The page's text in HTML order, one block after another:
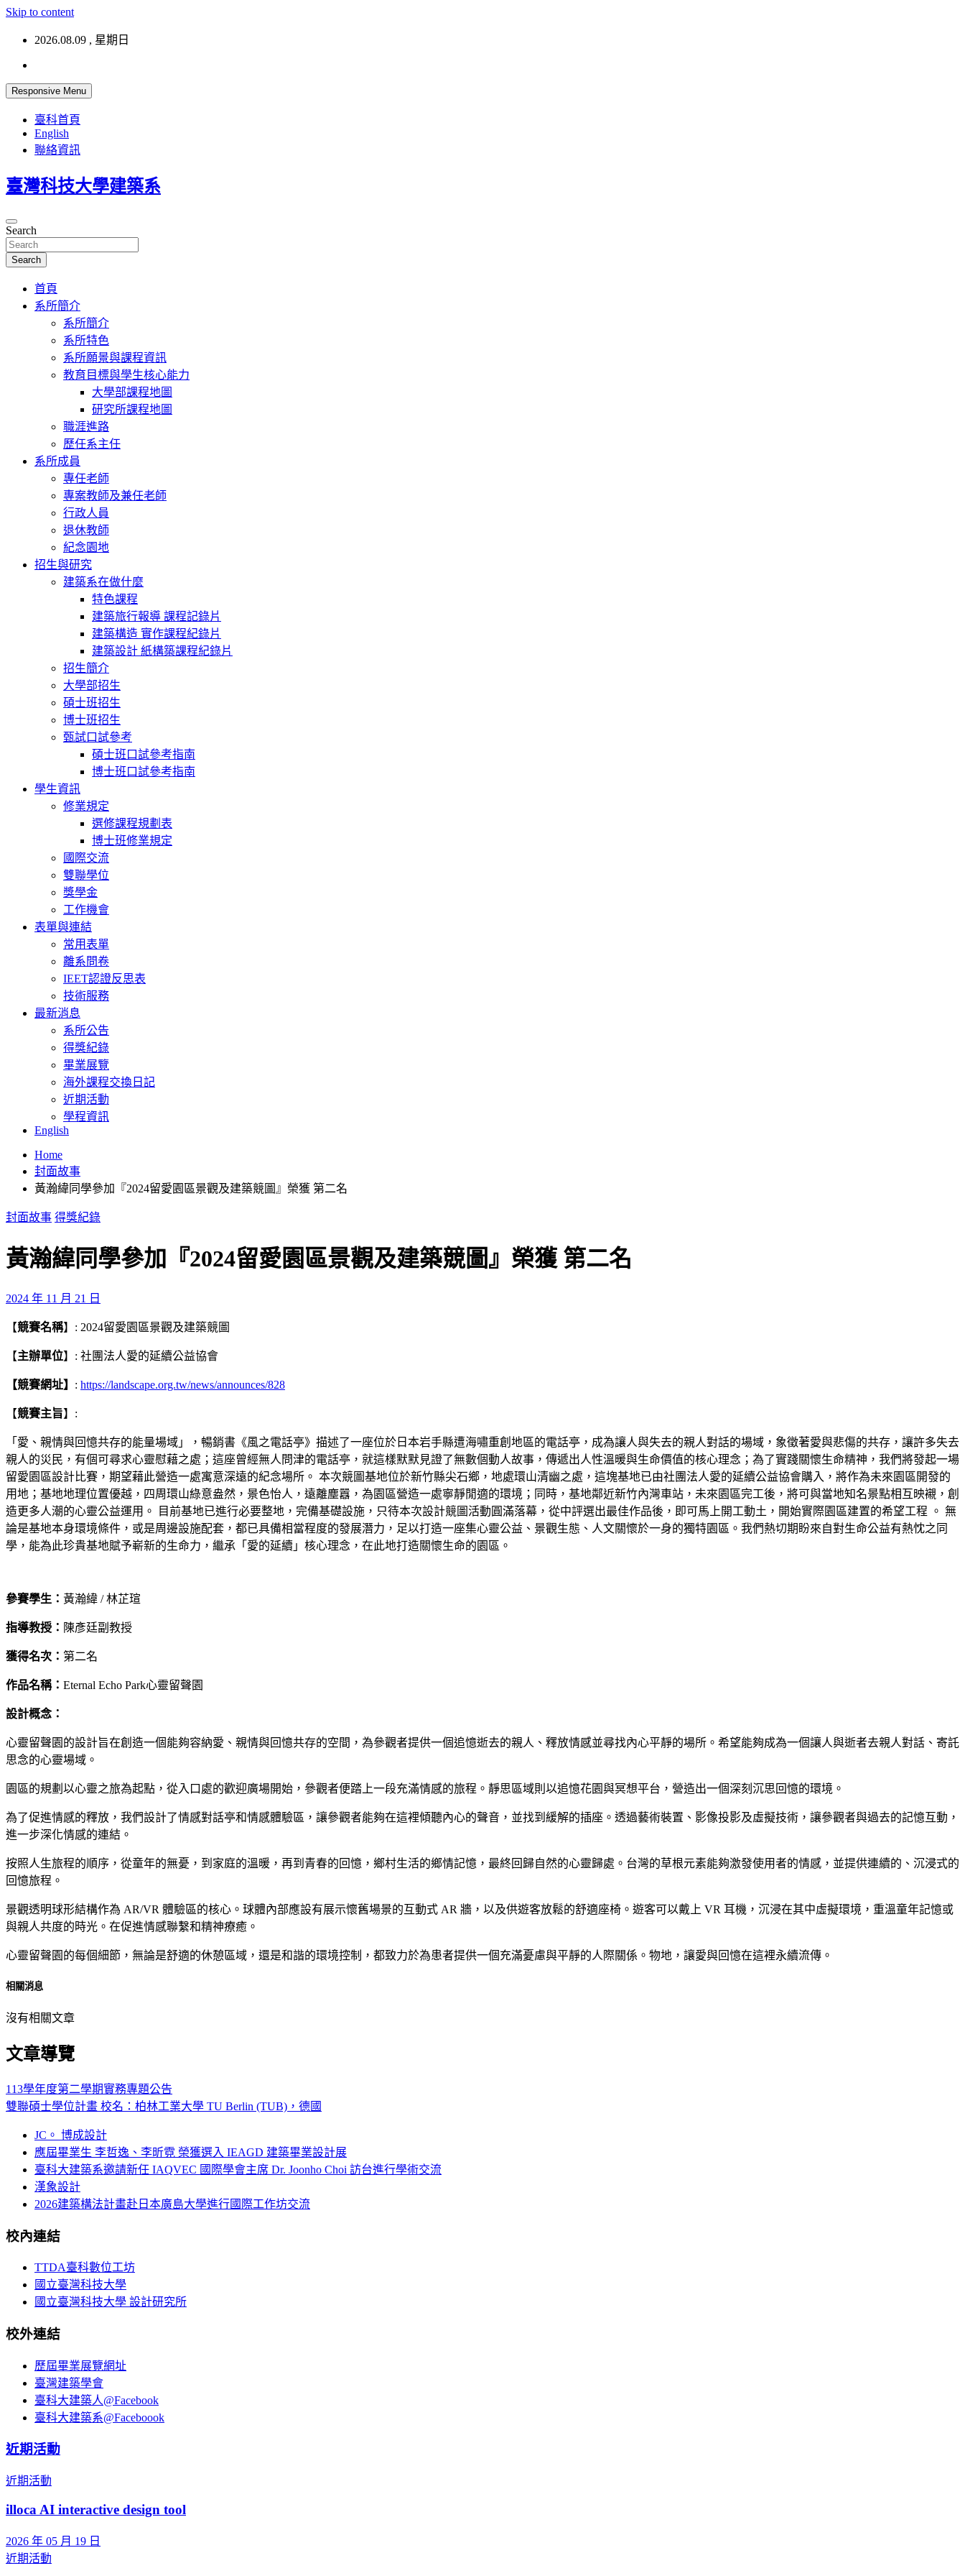
Skip to content
2026.08.09 , 星期日
Responsive Menu
臺科首頁
English
聯絡資訊
臺灣科技大學建築系
Search
Search
首頁
系所簡介
系所簡介
系所特色
系所願景與課程資訊
教育目標與學生核心能力
大學部課程地圖
研究所課程地圖
職涯進路
歷任系主任
系所成員
專任老師
專案教師及兼任老師
行政人員
退休教師
紀念園地
招生與研究
建築系在做什麼
特色課程
建築旅行報導 課程記錄片
建築構造 實作課程紀錄片
建築設計 紙構築課程紀錄片
招生簡介
大學部招生
碩士班招生
博士班招生
甄試口試參考
碩士班口試參考指南
博士班口試參考指南
學生資訊
修業規定
選修課程規劃表
博士班修業規定
國際交流
雙聯學位
獎學金
工作機會
表單與連結
常用表單
離系問卷
IEET認證反思表
技術服務
最新消息
系所公告
得獎紀錄
畢業展覽
海外課程交換日記
近期活動
學程資訊
English
Home
封面故事
黃瀚緯同學參加『2024留愛園區景觀及建築競圖』榮獲 第二名
封面故事 得獎紀錄
黃瀚緯同學參加『2024留愛園區景觀及建築競圖』榮獲 第二名
2024 年 11 月 21 日
【競賽名稱】: 2024留愛園區景觀及建築競圖
【主辦單位】: 社團法人愛的延續公益協會
【競賽網址】 : https://landscape.org.tw/news/announces/828
【競賽主旨】:
「愛、親情與回憶共存的能量場域」，暢銷書《風之電話亭》描述了⼀座位於⽇本岩⼿縣遭海嘯重創地區的電話亭，成為讓⼈與失去的親⼈對話的場域，象徵著愛與悲傷的共存，讓許多失去
親⼈的災⺠，有個可尋求⼼靈慰藉之處；這座曾經無⼈問津的電話亭，就這樣默默⾒證了無數個動⼈故事，傳遞出⼈性溫暖與⽣命價值的核⼼理念；為了實踐關懷⽣命精神，我們將發起⼀場
留愛園區設計比賽，期望藉此營造⼀處寓意深遠的紀念場所。 本次競圖基地位於新⽵縣尖⽯鄉，地處環⼭清幽之處，這塊基地已由社團法⼈愛的延續公益協會購入，將作為未來園區開發的
⽤地；基地地理位置優越，四周環⼭綠意盎然，景⾊怡⼈，遠離塵囂，為園區營造⼀處寧靜閒適的環境；同時，基地鄰近新⽵內灣⾞站，未來園區完⼯後，將可與當地知名景點相互映襯，創
造更多⼈潮的⼼靈公益運⽤。 ⽬前基地已進⾏必要整地，完備基礎設施，只待本次設計競圖活動圓滿落幕，從中評選出最佳作品後，即可⾺上開⼯動⼟，開始實際園區建置的希望⼯程 。 無
論是基地本⾝環境條件，或是周邊設施配套，都已具備相當程度的發展潛⼒，⾜以打造⼀座集⼼靈公益、景觀⽣態、⼈⽂關懷於⼀⾝的獨特園區。我們熱切期盼來⾃對⽣命公益有熱忱之同
學，能為此珍貴基地賦予嶄新的⽣命⼒，繼承「愛的延續」核⼼理念，在此地打造關懷⽣命的園區。
參賽學生： 黃瀚緯 / 林芷瑄
指導教授： 陳彥廷副教授
獲得名次： 第二名
作品名稱： Eternal Echo Park心靈留聲園
設計概念：
心靈留聲園的設計旨在創造一個能夠容納愛、親情與回憶共存的空間，為參觀者提供一個追憶逝去的親人、釋放情感並尋找內心平靜的場所。希望能夠成為一個讓人與逝者去親人對話、寄託
思念的心靈場域。
園區的規劃以心靈之旅為起點，從入口處的歡迎廣場開始，參觀者便踏上一段充滿情感的旅程。靜思區域則以追憶花園與冥想平台，營造出一個深刻沉思回憶的環境。
為了促進情感的釋放，我們設計了情感對話亭和情感體驗區，讓參觀者能夠在這裡傾聽內心的聲音，並找到緩解的插座。透過藝術裝置、影像投影及虛擬技術，讓參觀者與過去的記憶互動，
進一步深化情感的連結。
按照人生旅程的順序，從童年的無憂，到家庭的溫暖，再到青春的回憶，鄉村生活的鄉情記憶，最終回歸自然的心靈歸處。台灣的草根元素能夠激發使用者的情感，並提供連續的、沉浸式的
回憶旅程。
景觀透明球形結構作為 AR/VR 體驗區的核心。球體內部應設有展示懷舊場景的互動式 AR 牆，以及供遊客放鬆的舒適座椅。遊客可以戴上 VR 耳機，沉浸在其中虛擬環境，重溫童年記憶或
與親人共度的時光。在促進情感聯繫和精神療癒。
心靈留聲園的每個細節，無論是舒適的休憩區域，還是和諧的環境控制，都致力於為患者提供一個充滿憂慮與平靜的人際關係。物地，讓愛與回憶在這裡永續流傳。
相關消息
沒有相關文章
文章導覽
113學年度第二學期實務專題公告
雙聯碩士學位計畫 校名：柏林工業大學 TU Berlin (TUB)，德國
JC。 博成設計
應屆畢業生 李哲逸、李昕霓 榮獲選入 IEAGD 建築畢業設計展
臺科大建築系邀請新任 IAQVEC 國際學會主席 Dr. Joonho Choi 訪台進行學術交流
漢象設計
2026建築構法計畫赴日本廣島大學進行國際工作坊交流
校內連結
TTDA臺科數位工坊
國立臺灣科技大學
國立臺灣科技大學 設計研究所
校外連結
歷屆畢業展覽網址
臺灣建築學會
臺科大建築人@Facebook
臺科大建築系@Faceboook
近期活動
近期活動
illoca AI interactive design tool
2026 年 05 月 19 日
近期活動